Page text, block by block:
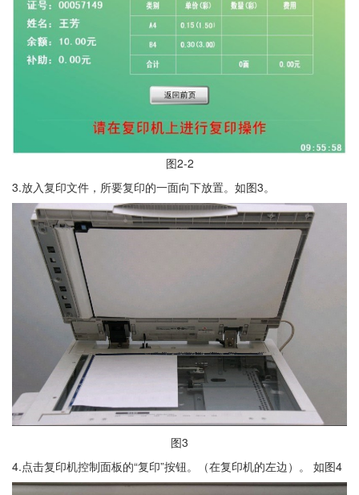
图2-2
3.放入复印文件，所要复印的一面向下放置。如图3。
图3
4.点击复印机控制面板的“复印”按钮。（在复印机的左边）。 如图4